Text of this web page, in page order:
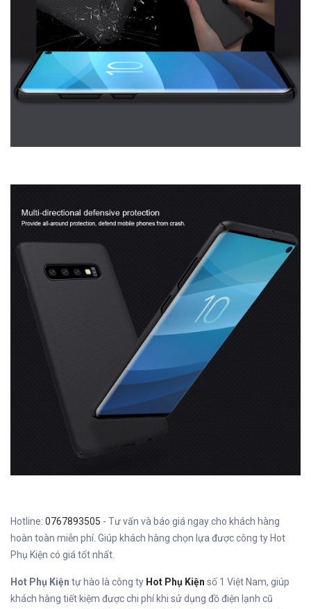
Hotline: 0767893505 - Tư vấn và báo giá ngay cho khách hàng
hoàn toàn miễn phí. Giúp khách hàng chọn lựa được công ty Hot
Phụ Kiện có giá tốt nhất.
Hot Phụ Kiện tự hào là công ty Hot Phụ Kiện số 1 Việt Nam, giúp
khách hàng tiết kiệm được chi phí khi sử dụng đồ điện lạnh cũ